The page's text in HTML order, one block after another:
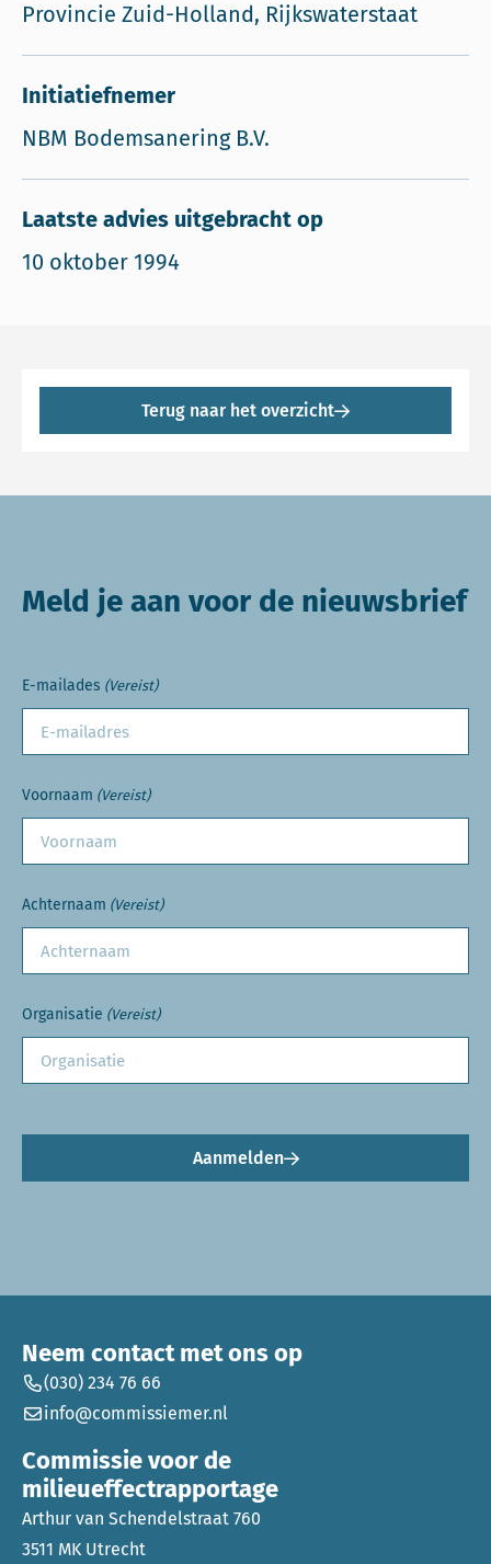
Provincie Zuid-Holland, Rijkswaterstaat
Initiatiefnemer
NBM Bodemsanering B.V.
Laatste advies uitgebracht op
10 oktober 1994
Terug naar het overzicht
Meld je aan voor de nieuwsbrief
E-mailades (Vereist)
Voornaam (Vereist)
Achternaam (Vereist)
Organisatie (Vereist)
Aanmelden
Neem contact met ons op
(030) 234 76 66
info@commissiemer.nl
Commissie voor de
milieueffectrapportage
Arthur van Schendelstraat 760
3511 MK Utrecht